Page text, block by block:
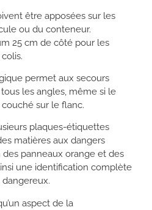
être apposées sur les
ou du conteneur.
25 cm de côté pour les
permet aux secours
les angles, même si le
sur le flanc.
plaques-étiquettes
matières aux dangers
panneaux orange et des
une identification complète
aspect de la